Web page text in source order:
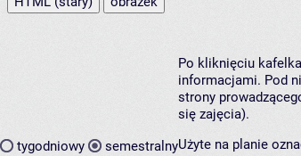
tygodniowy semestralny
Po kliknięciu
informacjami. Pod
strony
się zajęcia).
Użyte na planie